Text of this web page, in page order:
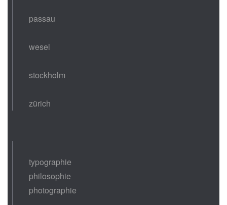
passau
wesel
stockholm
zürich
typographie
philosophie
photographie